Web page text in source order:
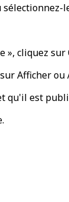
», cliquez sur
Afficherou
qu'il est